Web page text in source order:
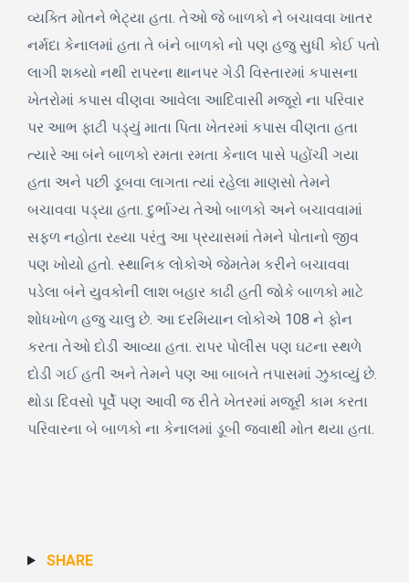
વ્યક્તિ મોતને ભેટ્યા હતા. તેઓ જે બાળકો ને બચાવવા ખાતર
નર્મદા કેનાલમાં હતા તે બંને બાળકો નો પણ હજુ સુધી કોઈ પતો
લાગી શક્યો નથી રાપરના થાનપર ગેડી વિસ્તારમાં કપાસના
ખેતરોમાં કપાસ વીણવા આવેલા આદિવાસી મજૂરો ના પરિવાર
પર આભ ફાટી પડ્યું માતા પિતા ખેતરમાં કપાસ વીણતા હતા
ત્યારે આ બંને બાળકો રમતા રમતા કેનાલ પાસે પહોંચી ગયા
હતા અને પછી ડૂબવા લાગતા ત્યાં રહેલા માણસો તેમને
બચાવવા પડ્યા હતા. દુર્ભાગ્ય તેઓ બાળકો અને બચાવવામાં
સફળ નહોતા રહ્યા પરંતુ આ પ્રયાસમાં તેમને પોતાનો જીવ
પણ ખોયો હતો. સ્થાનિક લોકોએ જેમતેમ કરીને બચાવવા
પડેલા બંને યુવકોની લાશ બહાર કાઢી હતી જોકે બાળકો માટે
શોધખોળ હજુ ચાલુ છે. આ દરમિયાન લોકોએ 108 ને ફોન
કરતા તેઓ દોડી આવ્યા હતા. રાપર પોલીસ પણ ઘટના સ્થળે
દોડી ગઈ હતી અને તેમને પણ આ બાબતે તપાસમાં ઝુકાવ્યું છે.
થોડા દિવસો પૂર્વે પણ આવી જ રીતે ખેતરમાં મજૂરી કામ કરતા
પરિવારના બે બાળકો ના કેનાલમાં ડૂબી જવાથી મોત થયા હતા.
SHARE